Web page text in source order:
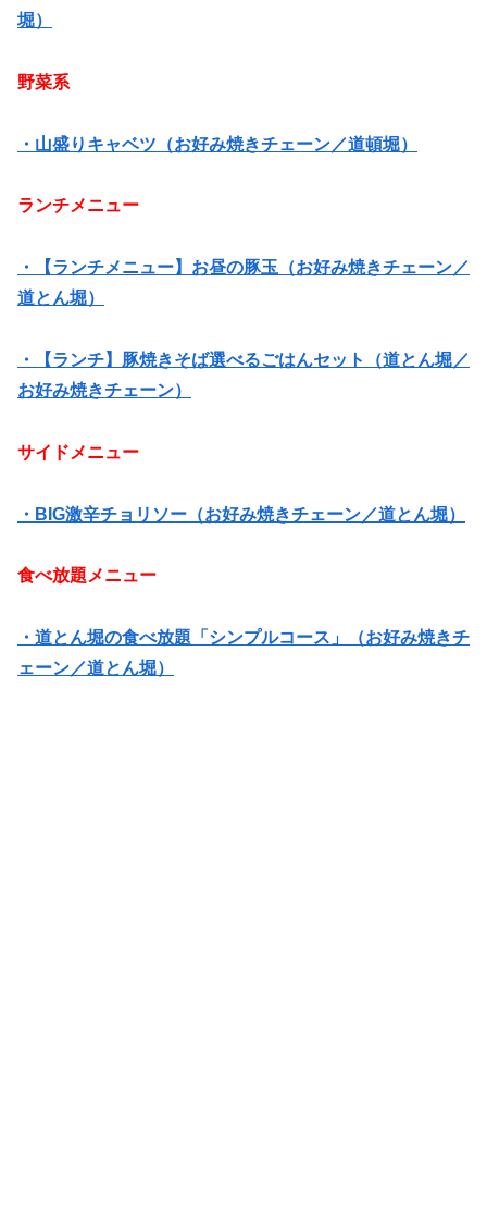
堀）
野菜系
・山盛りキャベツ（お好み焼きチェーン／道頓堀）
ランチメニュー
・【ランチメニュー】お昼の豚玉（お好み焼きチェーン／
道とん堀）
・【ランチ】豚焼きそば選べるごはんセット（道とん堀／
お好み焼きチェーン）
サイドメニュー
・BIG激辛チョリソー（お好み焼きチェーン／道とん堀）
食べ放題メニュー
・道とん堀の食べ放題「シンプルコース」（お好み焼きチ
ェーン／道とん堀）